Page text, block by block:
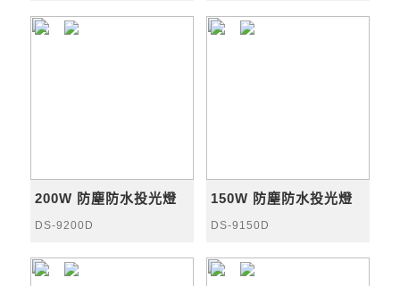
200W 防塵防水投光燈
DS-9200D
150W 防塵防水投光燈
DS-9150D